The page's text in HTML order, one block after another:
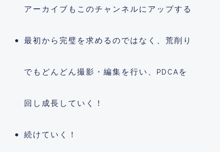
アーカイブもこのチャンネルにアップする
最初から完璧を求めるのではなく、荒削り
でもどんどん撮影・編集を行い、PDCAを
回し成長していく！
続けていく！